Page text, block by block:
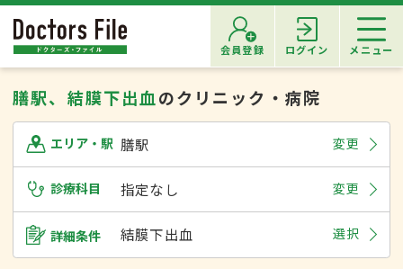
会員登録 ログイン メニュー
膳駅、結膜下出血 のクリニック・病院
エリア・駅 膳駅 変更
診療科目 指定なし 変更
詳細条件 結膜下出血 選択